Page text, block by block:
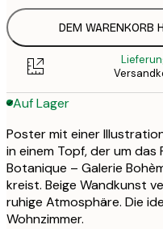
DEM WARENKORB
Auf Lager
Poster mit einer
in einem Topf, der um
Botanique – Galerie
kreist. Beige Wandkunst
ruhige Atmosphäre. Die
Wohnzimmer.